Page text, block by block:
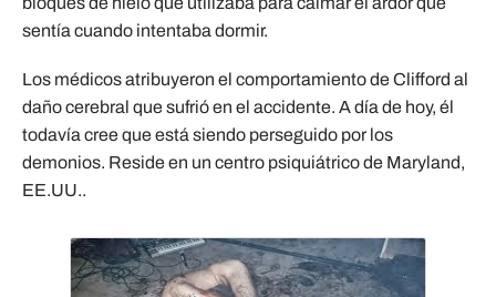
sentía cuando intentaba dormir.
Los médicos atribuyeron el comportamiento de Clifford al
daño cerebral que sufrió en el accidente. A día de hoy, él
todavía cree que está siendo perseguido por los
demonios. Reside en un centro psiquiátrico de Maryland,
EE.UU..